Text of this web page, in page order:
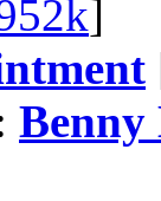
]
Benny